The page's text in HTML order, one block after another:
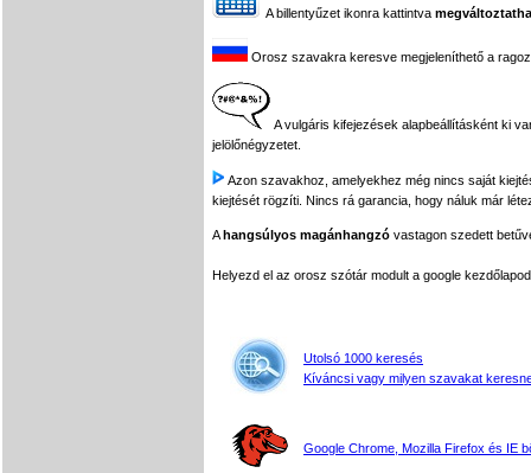
A billentyűzet ikonra kattintva
Orosz szavakra keresve megjeleníthető a
A vulgáris kifejezések alapbeállításként ki
jelölőnégyzetet.
Azon szavakhoz, amelyekhez még nincs saját
kiejtését rögzíti. Nincs rá garancia, hogy náluk már
Ahangsúlyos magánhangzó vastagon szedett
Helyezd el az orosz szótár modult a google
Utolsó 1000 keresés
Kíváncsi vagy milyen szavakat
Google Chrome, Mozilla Firefox és IE